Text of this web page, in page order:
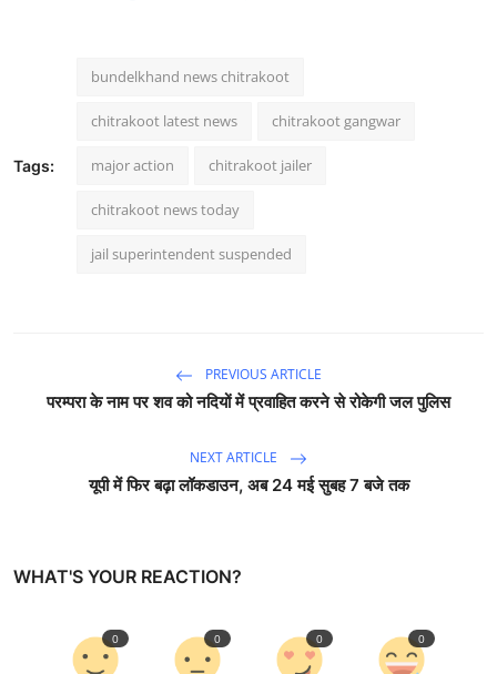
Tags:
bundelkhand news chitrakoot
chitrakoot latest news chitrakoot gangwar
major action chitrakoot jailer
chitrakoot news today
jail superintendent suspended
PREVIOUS ARTICLE
परम्परा के नाम पर शव को नदियों में प्रवाहित करने से रोकेगी जल पुलिस
NEXT ARTICLE
यूपी में फिर बढ़ा लॉकडाउन, अब 24 मई सुबह 7 बजे तक
WHAT'S YOUR REACTION?
0 0 0 0